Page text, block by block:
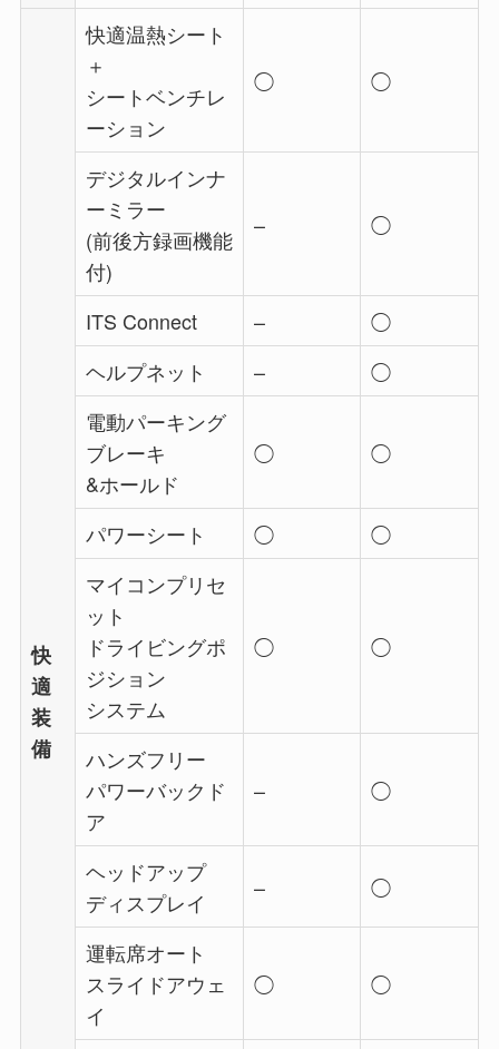
快
適
装
備
快適温熱シート
＋
シートベンチレ
ーション
◯ ◯
デジタルインナ
ーミラー
(前後方録画機能
付)
– ◯
ITS Connect –
◯
ヘルプネット
–
◯
電動パーキング
ブレーキ
&ホールド
◯ ◯
パワーシート ◯
◯
マイコンプリセ
ット
ドライビングポ
ジション
システム
◯ ◯
ハンズフリー
パワーバックド
ア
– ◯
ヘッドアップ
ディスプレイ
– ◯
運転席オート
スライドアウェ
イ
◯ ◯